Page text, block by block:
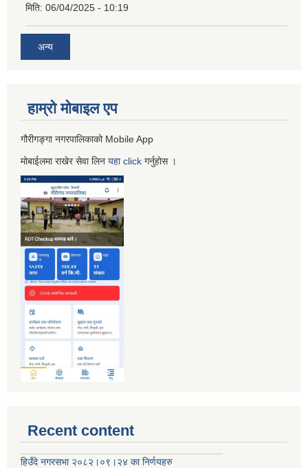
मिति: 06/04/2025 - 10:19
अन्य
हाम्रो माेबाइल एप
गौरीगङ्गा नगरपालिकाको Mobile App
मोबाईलमा राखेर सेवा लिन यहाclick गर्नुहाेस ।
Recent content
हिउँदे नगरसभा २०८२।०९।२४ का निर्णयहरु